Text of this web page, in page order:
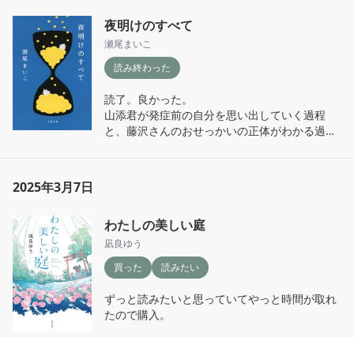
夜明けのすべて
瀬尾まいこ
読み終わった
読了。良かった。
山添君が発症前の自分を思い出していく過程
と、藤沢さんのおせっかいの正体がわかる過程
2025年3月7日
わたしの美しい庭
凪良ゆう
買った
読みたい
ずっと読みたいと思っていてやっと時間が取れ
たので購入。